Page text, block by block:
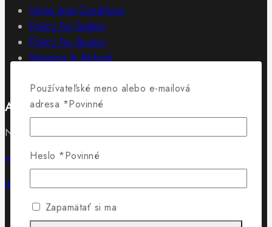
Terms And Conditions
Policy For Sellers
Policy For Buyers
Shipping & Refund
Adresa
Námestie SNP 18/18 01501 Rajec
+421 902 715 430
lewis@lewis.sk
Používateľské meno alebo e-mailová
adresa *Povinné
Heslo *Povinné
Zapamätať si ma